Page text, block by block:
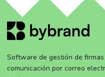
Software de gestión de
comunicación por correo